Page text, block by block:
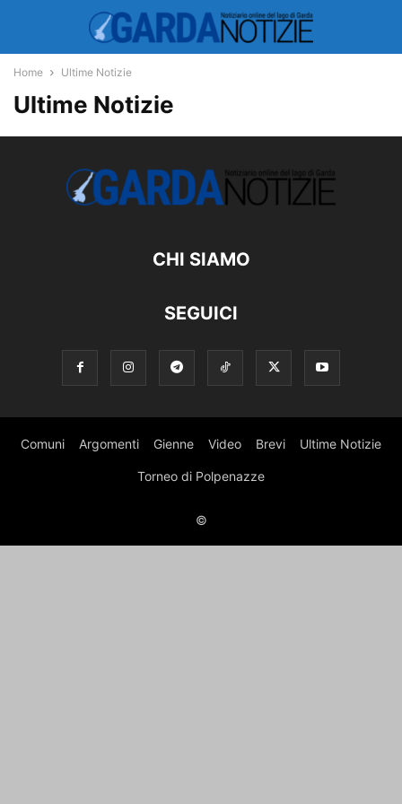
Home Ultime Notizie
Ultime Notizie
CHI SIAMO
SEGUICI
Comuni Argomenti Gienne Video Brevi Ultime Notizie
Torneo di Polpenazze
©